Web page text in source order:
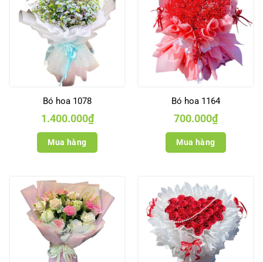
Bó hoa 1078
1.400.000₫
Mua hàng
Bó hoa 1164
700.000₫
Mua hàng